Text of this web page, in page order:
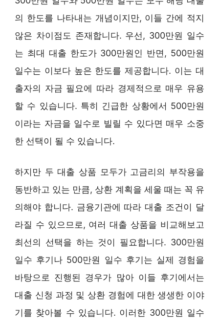
의 한도를 나타내는 개념이지만, 이들 간에 적지
않은 차이점도 존재합니다. 우선, 300만원 일수
는 최대 대출 한도가 300만원인 반면, 500만원
일수는 이보다 높은 한도를 제공합니다. 이는 대
출자의 자금 필요에 따라 경제적으로 매우 유용
할 수 있습니다. 특히 긴급한 상황에서 500만원
이라는 자금을 일수로 빌릴 수 있다면 매우 소중
한 선택이 될 수 있습니다.
하지만 두 대출 상품 모두가 고금리의 부작용을
동반하고 있는 만큼, 상환 계획을 세울 때는 꼭 유
의해야 합니다. 금융기관에 따라 대출 조건이 달
라질 수 있으므로, 여러 대출 상품을 비교해보고
최선의 선택을 하는 것이 필요합니다. 300만원
일수 후기나 500만원 일수 후기는 실제 경험을
바탕으로 진행된 경우가 많아 이들 후기에서는
대출 신청 과정 및 상환 경험에 대한 생생한 이야
기를 찾아볼 수 있습니다. 이러한 300만원 일수